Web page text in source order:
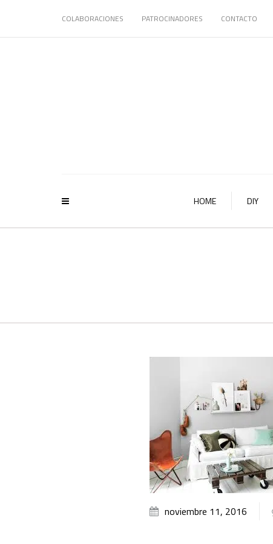
COLABORACIONES PATROCINADORES CONTACTO
HOME DIY
noviembre 11, 2016